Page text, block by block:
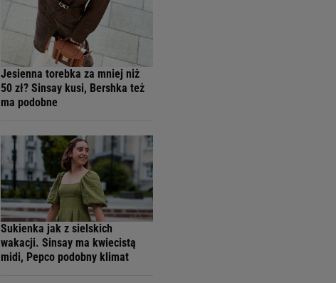
Jesienna torebka za mniej niż
50 zł? Sinsay kusi, Bershka też
ma podobne
Sukienka jak z sielskich
wakacji. Sinsay ma kwiecistą
midi, Pepco podobny klimat